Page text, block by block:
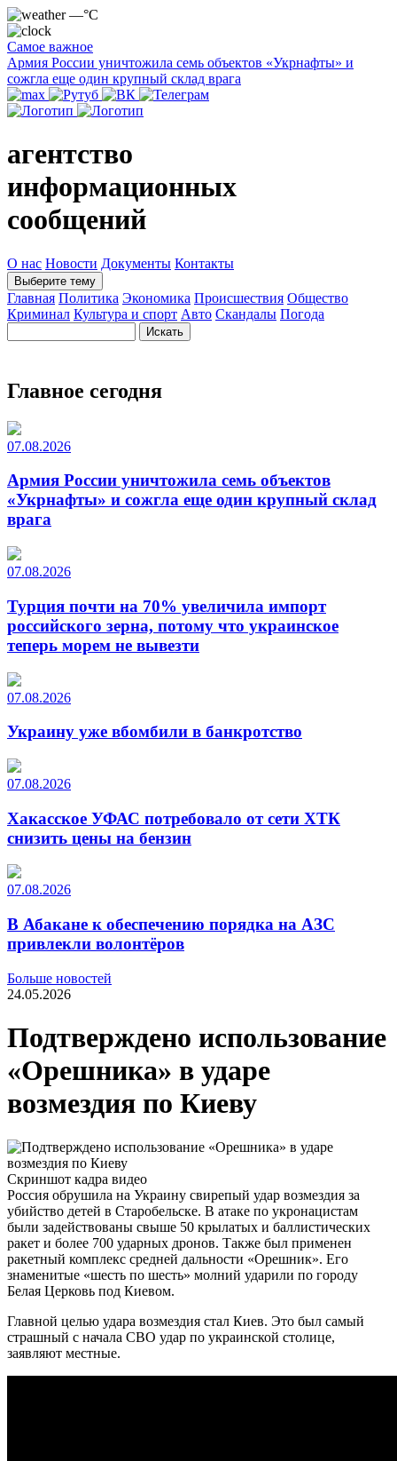
—°C
Самое важное
Армия России уничтожила семь объектов «Укрнафты» и
сожгла еще один крупный склад врага
агентство
информационных
сообщений
О нас Новости Документы Контакты
Выберите тему
Главная Политика Экономика Происшествия Общество
Криминал Культура и спорт Авто Скандалы Погода
Главное сегодня
07.08.2026
Армия России уничтожила семь объектов
«Укрнафты» и сожгла еще один крупный склад
врага
07.08.2026
Турция почти на 70% увеличила импорт
российского зерна, потому что украинское
теперь морем не вывезти
07.08.2026
Украину уже вбомбили в банкротство
07.08.2026
Хакасское УФАС потребовало от сети ХТК
снизить цены на бензин
07.08.2026
В Абакане к обеспечению порядка на АЗС
привлекли волонтёров
Больше новостей
24.05.2026
Подтверждено использование
«Орешника» в ударе
возмездия по Киеву
Скриншот кадра видео
Россия обрушила на Украину свирепый удар возмездия за
убийство детей в Старобельске. В атаке по укронацистам
были задействованы свыше 50 крылатых и баллистических
ракет и более 700 ударных дронов. Также был применен
ракетный комплекс средней дальности «Орешник». Его
знаменитые «шесть по шесть» молний ударили по городу
Белая Церковь под Киевом.
Главной целью удара возмездия стал Киев. Это был самый
страшный с начала СВО удар по украинской столице,
заявляют местные.